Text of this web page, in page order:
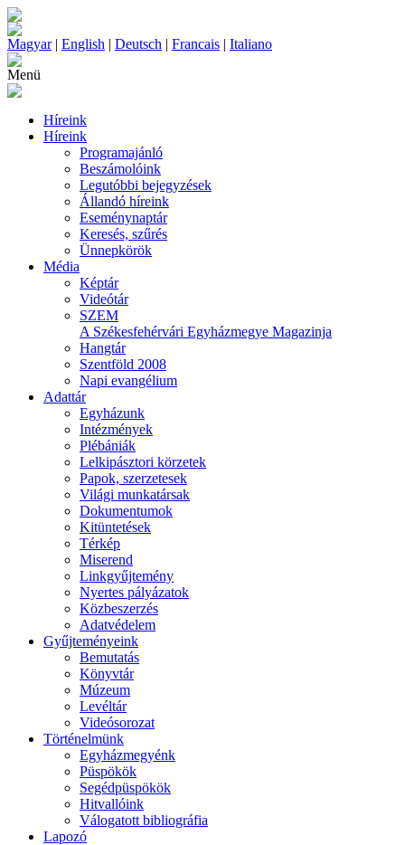
Magyar| English | Deutsch | Francais | Italiano
Menü
Híreink
Híreink
Programajánló
Beszámolóink
Legutóbbi bejegyzések
Állandó híreink
Eseménynaptár
Keresés, szűrés
Ünnepkörök
Média
Képtár
Videótár
SZEM
A Székesfehérvári Egyházmegye Magazinja
Hangtár
Szentföld 2008
Napi evangélium
Adattár
Egyházunk
Intézmények
Plébániák
Lelkipásztori körzetek
Papok, szerzetesek
Világi munkatársak
Dokumentumok
Kitüntetések
Térkép
Miserend
Linkgyűjtemény
Nyertes pályázatok
Közbeszerzés
Adatvédelem
Gyűjteményeink
Bemutatás
Könyvtár
Múzeum
Levéltár
Videósorozat
Történelmünk
Egyházmegyénk
Püspökök
Segédpüspökök
Hitvallóink
Válogatott bibliográfia
Lapozó